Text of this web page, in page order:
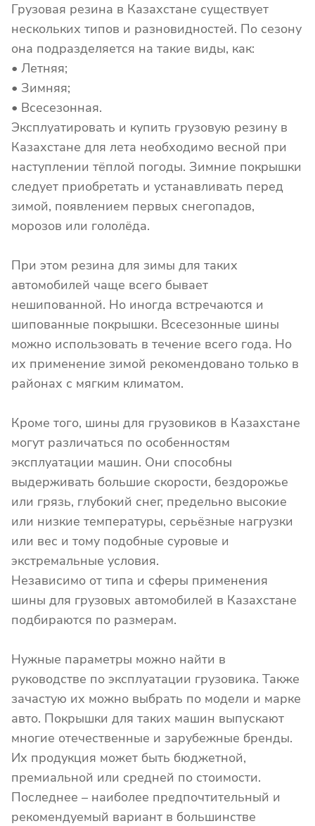
Грузовая резина в Казахстане существует
нескольких типов и разновидностей. По сезону
она подразделяется на такие виды, как:
• Летняя;
• Зимняя;
• Всесезонная.
Эксплуатировать и купить грузовую резину в
Казахстане для лета необходимо весной при
наступлении тёплой погоды. Зимние покрышки
следует приобретать и устанавливать перед
зимой, появлением первых снегопадов,
морозов или гололёда.
При этом резина для зимы для таких
автомобилей чаще всего бывает
нешипованной. Но иногда встречаются и
шипованные покрышки. Всесезонные шины
можно использовать в течение всего года. Но
их применение зимой рекомендовано только в
районах с мягким климатом.
Кроме того, шины для грузовиков в Казахстане
могут различаться по особенностям
эксплуатации машин. Они способны
выдерживать большие скорости, бездорожье
или грязь, глубокий снег, предельно высокие
или низкие температуры, серьёзные нагрузки
или вес и тому подобные суровые и
экстремальные условия.
Независимо от типа и сферы применения
шины для грузовых автомобилей в Казахстане
подбираются по размерам.
Нужные параметры можно найти в
руководстве по эксплуатации грузовика. Также
зачастую их можно выбрать по модели и марке
авто. Покрышки для таких машин выпускают
многие отечественные и зарубежные бренды.
Их продукция может быть бюджетной,
премиальной или средней по стоимости.
Последнее – наиболее предпочтительный и
рекомендуемый вариант в большинстве